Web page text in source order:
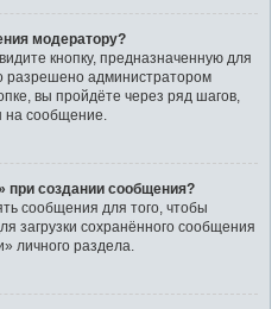
модератору?
кнопку, предназначенную для
разрешено администратором
вы пройдёте через ряд шагов,
сообщение.
при создании сообщения?
сообщения для того, чтобы
загрузки сохранённого сообщения
личного раздела.